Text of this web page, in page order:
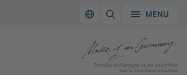
de Make it in GermanyChanger de langue
AFFICHER/MENU
Vers la page d'accueil de Make it in Germany
Travailler en Allemagne : le site web officiel
pour la main-d’œuvre qualifiée